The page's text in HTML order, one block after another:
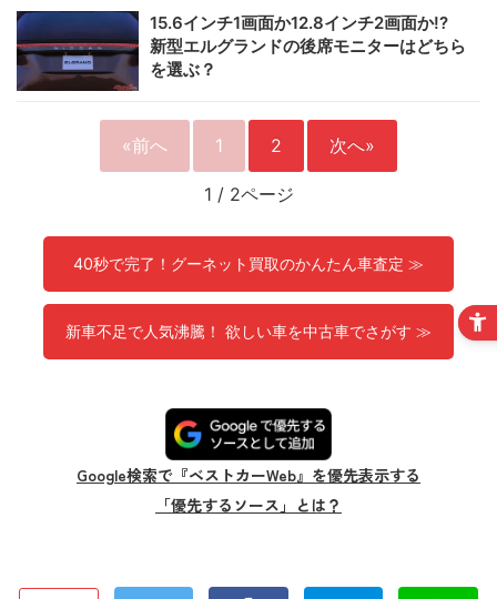
15.6インチ1画面か12.8インチ2画面か!?
新型エルグランドの後席モニターはどちら
を選ぶ？
«前へ 1 2 次へ»
1 / 2ページ
40秒で完了！グーネット買取のかんたん車査定 ≫
新車不足で人気沸騰！ 欲しい車を中古車でさがす ≫
Google検索で『ベストカーWeb』を優先表示する
「優先するソース」とは？